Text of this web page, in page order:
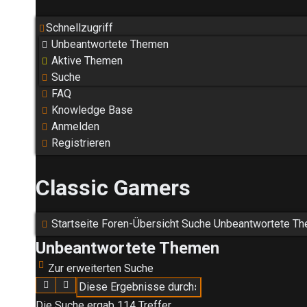
Schnellzugriff
Unbeantwortete Themen
Aktive Themen
Suche
FAQ
Knowledge Base
Anmelden
Registrieren
Classic Gamers
Startseite Foren-Übersicht Suche Unbeantwortete
Unbeantwortete Themen
Zur erweiterten Suche
Suche Erweiterte Suche